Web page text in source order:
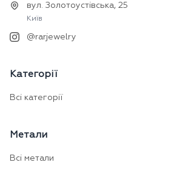
вул. Золотоустівська, 25
Київ
@rarjewelry
Категорії
Всі категорії
Метали
Всі метали